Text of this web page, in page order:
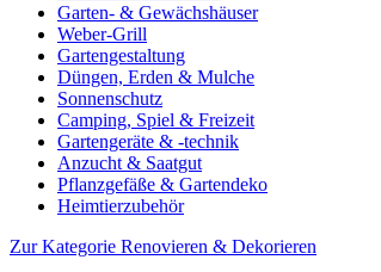
Garten- & Gewächshäuser
Weber-Grill
Gartengestaltung
Düngen, Erden & Mulche
Sonnenschutz
Camping, Spiel & Freizeit
Gartengeräte & -technik
Anzucht & Saatgut
Pflanzgefäße & Gartendeko
Heimtierzubehör
Zur Kategorie Renovieren & Dekorieren